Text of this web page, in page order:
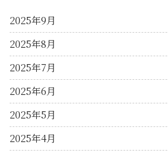
2025年9月
2025年8月
2025年7月
2025年6月
2025年5月
2025年4月